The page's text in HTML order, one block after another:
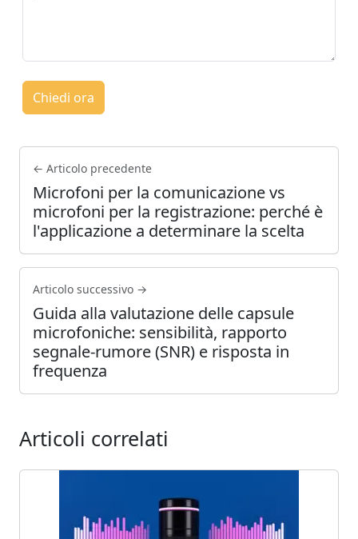
Chiedi ora
← Articolo precedente
Microfoni per la comunicazione vs
microfoni per la registrazione: perché è
l'applicazione a determinare la scelta
Articolo successivo →
Guida alla valutazione delle capsule
microfoniche: sensibilità, rapporto
segnale-rumore (SNR) e risposta in
frequenza
Articoli correlati